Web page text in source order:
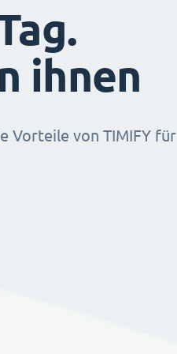
ihnen
Vorteile von TIMIFY für